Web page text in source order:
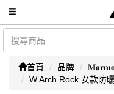
首頁 品牌
W Arch Rock 女款防